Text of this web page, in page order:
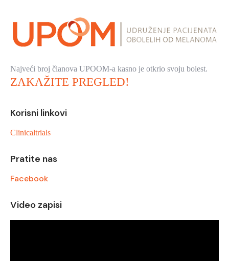
Najveći broj članova UPOOM-a kasno je otkrio svoju bolest.
ZAKAŽITE PREGLED!
Korisni linkovi
Clinicaltrials
Pratite nas
Facebook
Video zapisi